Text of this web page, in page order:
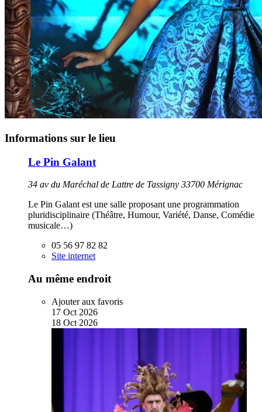
Informations sur le lieu
Le Pin Galant
34 av du Maréchal de Lattre de Tassigny 33700 Mérignac
Le Pin Galant est une salle proposant une programmation
pluridisciplinaire (Théâtre, Humour, Variété, Danse, Comédie
musicale…)
05 56 97 82 82
Site internet
Au même endroit
Ajouter aux favoris
17 Oct 2026
18 Oct 2026